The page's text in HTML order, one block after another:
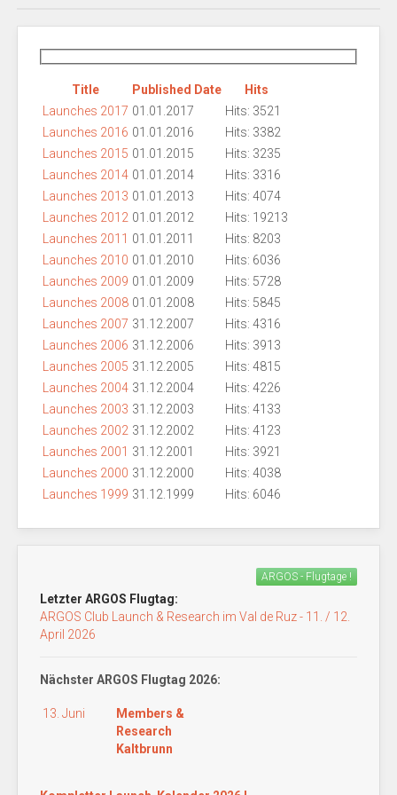
Title Published Date
Hits
Launches 2017 01.01.2017
Hits: 3521
Launches 2016 01.01.2016
Hits: 3382
Launches 2015 01.01.2015
Hits: 3235
Launches 2014 01.01.2014
Hits: 3316
Launches 2013 01.01.2013
Hits: 4074
Launches 2012 01.01.2012
Hits: 19213
Launches 2011 01.01.2011
Hits: 8203
Launches 2010 01.01.2010
Hits: 6036
Launches 2009 01.01.2009
Hits: 5728
Launches 2008 01.01.2008
Hits: 5845
Launches 2007 31.12.2007
Hits: 4316
Launches 2006 31.12.2006
Hits: 3913
Launches 2005 31.12.2005
Hits: 4815
Launches 2004 31.12.2004
Hits: 4226
Launches 2003 31.12.2003
Hits: 4133
Launches 2002 31.12.2002
Hits: 4123
Launches 2001 31.12.2001
Hits: 3921
Launches 2000 31.12.2000
Hits: 4038
Launches 1999 31.12.1999 Hits: 6046
ARGOS - Flugtage !
Letzter ARGOS Flugtag:
ARGOS Club Launch & Research im Val de Ruz - 11. / 12.
April 2026
Nächster ARGOS Flugtag 2026:
13. Juni
Members &
Research
Kaltbrunn